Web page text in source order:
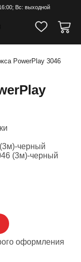
Вс: выходной
PowerPlay 3046
оформления